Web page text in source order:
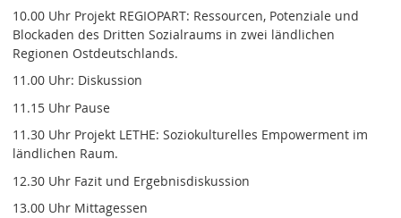
10.00 Uhr Projekt REGIOPART: Ressourcen, Potenziale und
Blockaden des Dritten Sozialraums in zwei ländlichen
Regionen Ostdeutschlands.
11.00 Uhr: Diskussion
11.15 Uhr Pause
11.30 Uhr Projekt LETHE: Soziokulturelles Empowerment im
ländlichen Raum.
12.30 Uhr Fazit und Ergebnisdiskussion
13.00 Uhr Mittagessen